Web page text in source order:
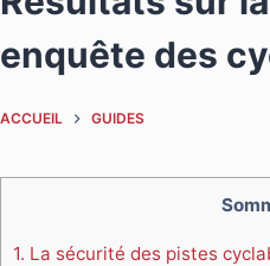
enquête des
ACCUEIL GUIDES
1. La sécurité des pistes